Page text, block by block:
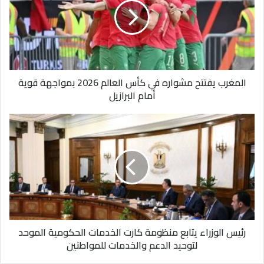
الموسم.
في
كأس
العالم
2026
بمواجهة
قوية
أمام
المغرب يفتتح مشواره في كأس العالم 2026 بمواجهة قوية
أمام البرازيل
رئيس
الوزراء
يتابع
منظومة
كارت
الخدمات
الحكومية
الموحد
لتوحيد
الدعم
رئيس الوزراء يتابع منظومة كارت الخدمات الحكومية الموحد
لتوحيد الدعم والخدمات للمواطنين